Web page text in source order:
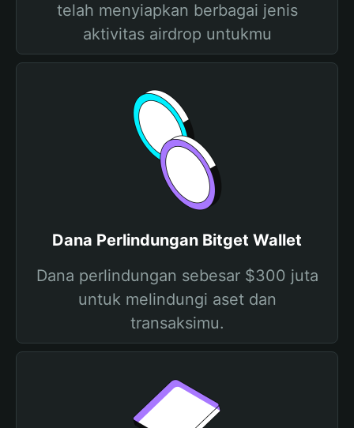
telah menyiapkan berbagai jenis
aktivitas airdrop untukmu
Dana Perlindungan Bitget Wallet
Dana perlindungan sebesar $300 juta
untuk melindungi aset dan
transaksimu.